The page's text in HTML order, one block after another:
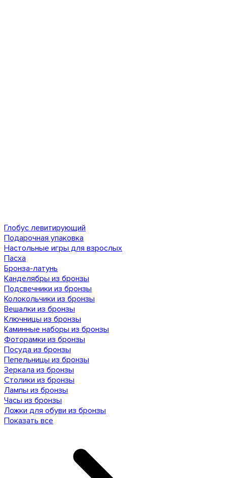
Глобус левитирующий
Подарочная упаковка
Настольные игры для взрослых
Пасха
Бронза-латунь
Канделябры из бронзы
Подсвечники из бронзы
Колокольчики из бронзы
Вешалки из бронзы
Ключницы из бронзы
Каминные наборы из бронзы
Фоторамки из бронзы
Посуда из бронзы
Пепельницы из бронзы
Зеркала из бронзы
Столики из бронзы
Лампы из бронзы
Часы из бронзы
Ложки для обуви из бронзы
Показать все